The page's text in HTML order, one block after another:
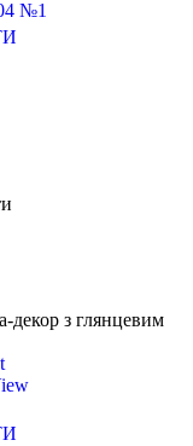
декор з глянцевим